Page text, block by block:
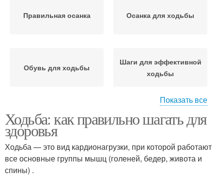
Правильная осанка Осанка для ходьбы
Обувь для ходьбы
Шаги для эффективной
ходьбы
Скандинавская ходьба Ходьба для здоровья
Показать все
Ходьба: как правильно шагать для
здоровья
Ходьба — это вид кардионагрузки, при которой работают
все основные группы мышц (голеней, бедер, живота и
спины) .